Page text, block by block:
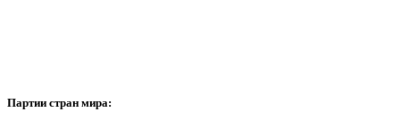
Партии стран мира: